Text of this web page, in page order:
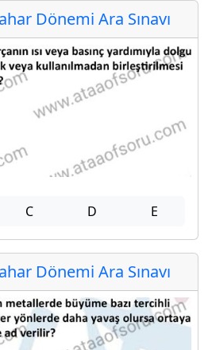
Dönemi Ara Sınavı
C D E
Dönemi Ara Sınavı